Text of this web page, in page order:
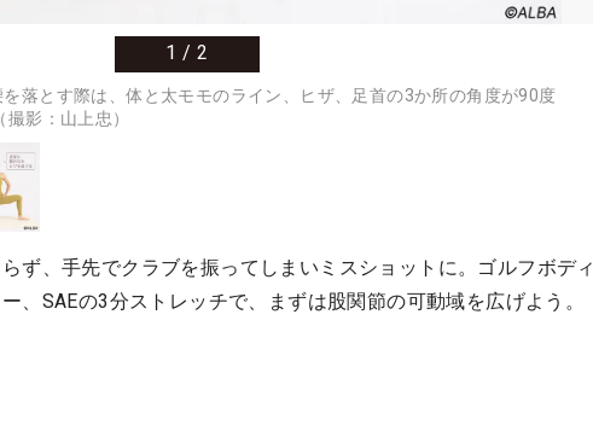
1 /2
落とす際は、体と太モモのライン、ヒザ、足首の3か所の角度が90度
影：山上忠）
ず、手先でクラブを振ってしまいミスショットに。ゴルフボディ
、SAEの3分ストレッチで、まずは股関節の可動域を広げよう。